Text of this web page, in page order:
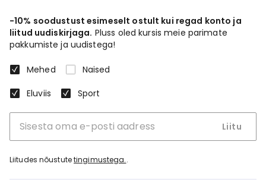
-10% soodustust esimeselt ostult kui regad konto ja
liitud uudiskirjaga. Pluss oled kursis meie parimate
pakkumiste ja uudistega!
Mehed
Naised
Eluviis
Sport
Liitu
Liitudes nõustutetingimustega..